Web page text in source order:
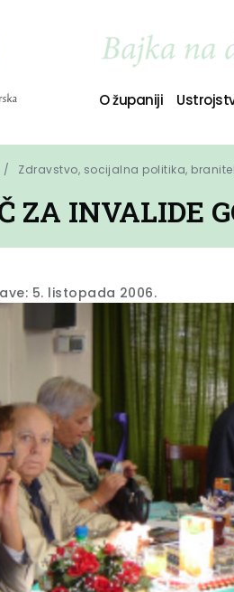
O županiji
Zdravstvo, socijalna politika,
ZA INVALIDE
5. listopada 2006.